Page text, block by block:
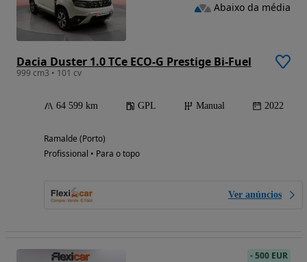
Dacia Duster 1.0 TCe ECO-G Prestige Bi-Fuel
999 cm3 • 101 cv
64 599 km GPL Manual 2022
Ramalde (Porto)
Profissional • Para o topo
Ver anúncios
Abaixo da média
-500 EUR